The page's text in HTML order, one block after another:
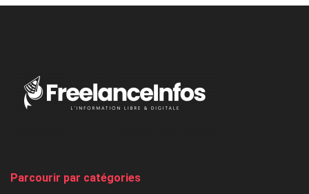
Nigeria,
Parcourir par catégories